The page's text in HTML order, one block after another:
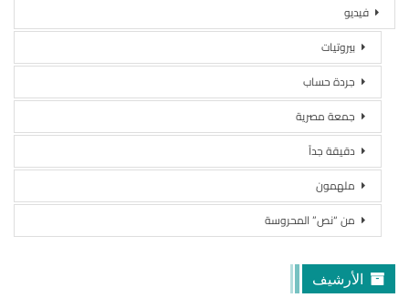
فيديو
بيروتيات
جردة حساب
جمعة مصرية
دقيقة جداً
ملهمون
من “نص” المحروسة
الأرشيف